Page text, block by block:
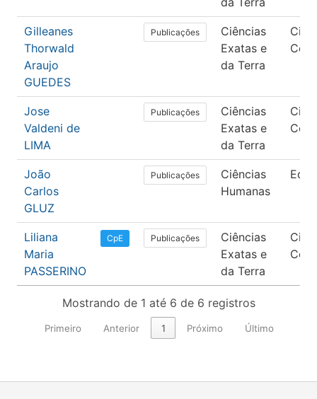
Gilleanes
Thorwald
Araujo
GUEDES
Publicações
Ciências
Exatas e
da Terra
Jose
Valdeni de
LIMA
Publicações
Ciências
Exatas e
da Terra
João
Carlos
GLUZ
Publicações
Ciências
Humanas
Liliana
Maria
PASSERINO
CpE Publicações
Ciências
Exatas e
da Terra
Mostrando de 1 até 6 de 6 registros
Primeiro Anterior 1 Próximo Último